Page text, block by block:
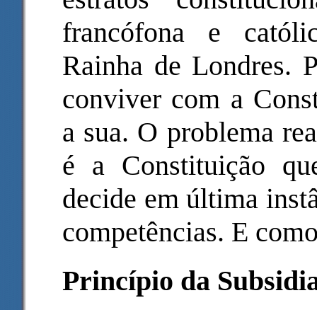
francófona e
Rainha de Londres.
conviver com a
a sua. O problema
é a Constituição
decide em última
competências. E
Princípio da